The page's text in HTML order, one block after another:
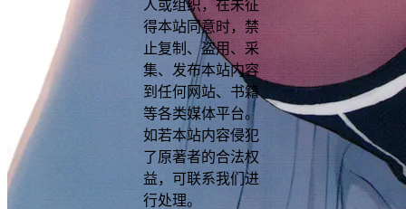
人或组织，在未征
得本站同意时，禁
止复制、盗用、采
集、发布本站内容
到任何网站、书籍
等各类媒体平台。
如若本站内容侵犯
了原著者的合法权
益，可联系我们进
行处理。